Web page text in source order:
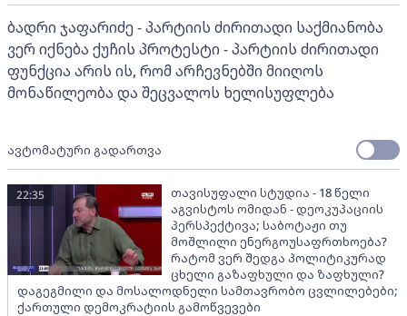
ბადრი ჯაფარიძე - პარტიის ძირითადი საქმიანობა
ვერ იქნება ქუჩის პროტესტი - პარტიის ძირითადი
ფუნქცია არის ის, რომ არჩევნებში მიიღოს
მონაწილეობა და შეცვალოს ხელისუფლება
ავტომატური გადართვა
თავისუფალი სტუდია - 18 წელი
აგვისტოს ომიდან - დეოკუპაციის
პერსპექტივა; საბოტაჟი თუ
მოშლილი ენერგოუსაფრთხოება?
რატომ ვერ შედგა პოლიტიკურად
ცხელი გაზაფხული და ზაფხული?
დაგეგმილი და მოსალოდნელი სამთავრობო ცვლილებები;
ქართული დემოკრატიის გამოწვევები
22:35